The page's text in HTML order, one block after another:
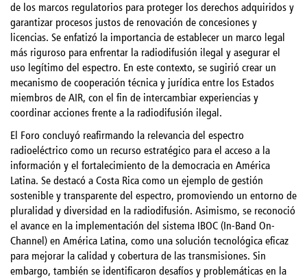
de los marcos regulatorios para proteger los derechos adquiridos y
garantizar procesos justos de renovación de concesiones y
licencias. Se enfatizó la importancia de establecer un marco legal
más riguroso para enfrentar la radiodifusión ilegal y asegurar el
uso legítimo del espectro. En este contexto, se sugirió crear un
mecanismo de cooperación técnica y jurídica entre los Estados
miembros de AIR, con el fin de intercambiar experiencias y
coordinar acciones frente a la radiodifusión ilegal.
El Foro concluyó reafirmando la relevancia del espectro
radioeléctrico como un recurso estratégico para el acceso a la
información y el fortalecimiento de la democracia en América
Latina. Se destacó a Costa Rica como un ejemplo de gestión
sostenible y transparente del espectro, promoviendo un entorno de
pluralidad y diversidad en la radiodifusión. Asimismo, se reconoció
el avance en la implementación del sistema IBOC (In-Band On-
Channel) en América Latina, como una solución tecnológica eficaz
para mejorar la calidad y cobertura de las transmisiones. Sin
embargo, también se identificaron desafíos y problemáticas en la